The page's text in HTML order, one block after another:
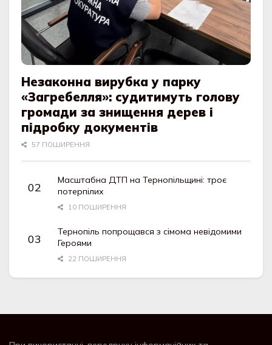
Незаконна вирубка у парку
«Загребелля»: судитимуть голову
громади за знищення дерев і
підробку документів
57 ПОШИРЕННЯ
Масштабна ДТП на Тернопільщині: троє
потерпілих
10 ПОШИРЕННЯ
Тернопіль попрощався з сімома невідомими
Героями
22 ПОШИРЕННЯ